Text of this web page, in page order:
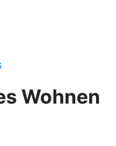
Wohnen